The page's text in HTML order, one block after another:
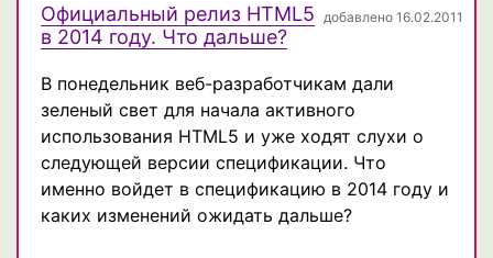
Официальный релиз HTML5
в 2014 году. Что дальше?
добавлено 16.02.2011
В понедельник веб-разработчикам дали
зеленый свет для начала активного
использования HTML5 и уже ходят слухи о
следующей версии спецификации. Что
именно войдет в спецификацию в 2014 году и
каких изменений ожидать дальше?